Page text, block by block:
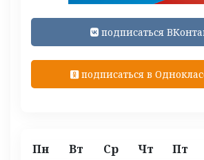
подписаться
подписаться в
Пн Вт Ср Чт Пт